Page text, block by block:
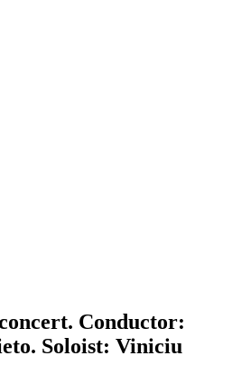
Conductor:
Soloist: Viniciu